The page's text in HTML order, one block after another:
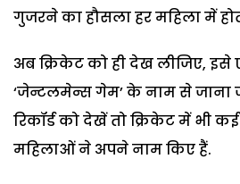
गुजरने का हौसला हर महिला में
अब क्रिकेट को ही देख लीजिए,
‘जेन्टलमेन्स गेम’ के नाम से जाना
रिकॉर्ड को देखें तो क्रिकेट में भी
महिलाओं ने अपने नाम किए हैं.